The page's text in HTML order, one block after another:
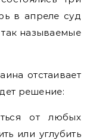
в апреле суд
называемые
отстаивает
решение:
от любых
или углубить